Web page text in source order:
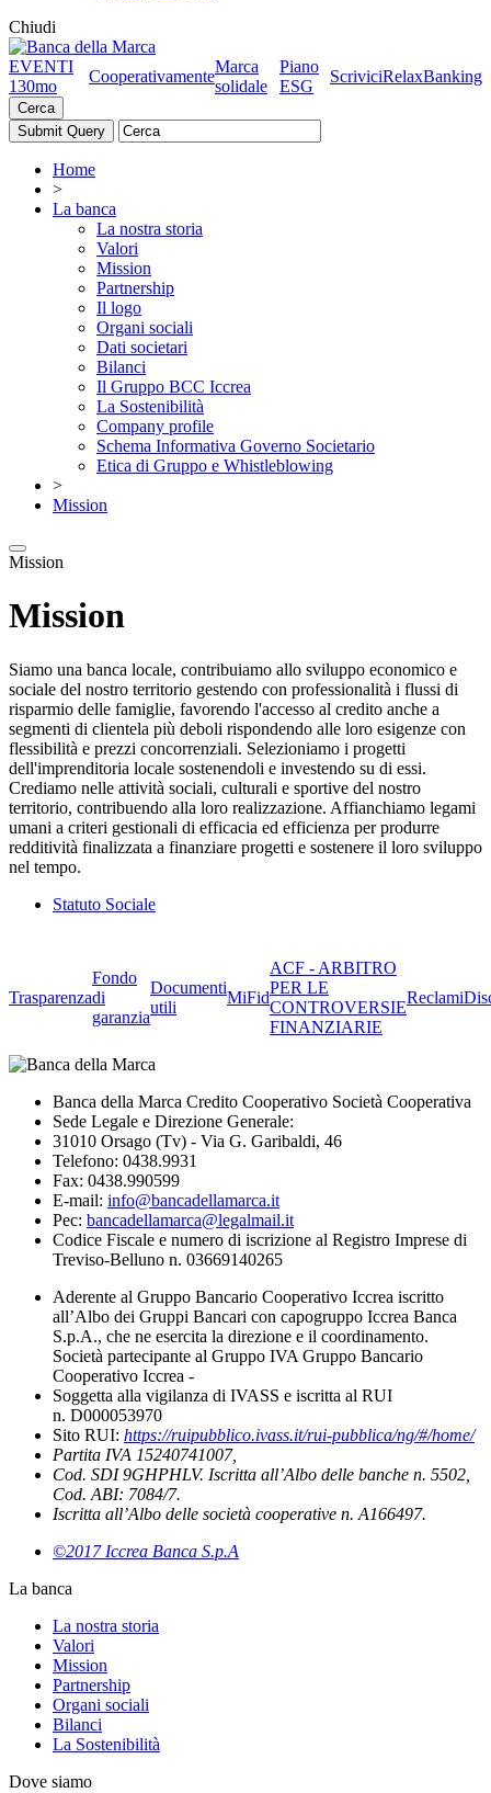
Chiudi
EVENTI
130mo
Cooperativamente
Marca
solidale
Piano
ESG
ScriviciRelaxBanking
Cerca
Home
>
La banca
La nostra storia
Valori
Mission
Partnership
Il logo
Organi sociali
Dati societari
Bilanci
Il Gruppo BCC Iccrea
La Sostenibilità
Company profile
Schema Informativa Governo Societario
Etica di Gruppo e Whistleblowing
>
Mission
Mission
Mission
Siamo una banca locale, contribuiamo allo sviluppo economico e
sociale del nostro territorio gestendo con professionalità i flussi di
risparmio delle famiglie, favorendo l'accesso al credito anche a
segmenti di clientela più deboli rispondendo alle loro esigenze con
flessibilità e prezzi concorrenziali. Selezioniamo i progetti
dell'imprenditoria locale sostenendoli e investendo su di essi.
Crediamo nelle attività sociali, culturali e sportive del nostro
territorio, contribuendo alla loro realizzazione. Affianchiamo legami
umani a criteri gestionali di efficacia ed efficienza per produrre
redditività finalizzata a finanziare progetti e sostenere il loro sviluppo
nel tempo.
Statuto Sociale
Trasparenza
Fondo
di
garanzia
Documenti
utili
MiFid
ACF - ARBITRO
PER LE
CONTROVERSIE
FINANZIARIE
Reclami
Banca della Marca Credito Cooperativo Società Cooperativa
Sede Legale e Direzione Generale:
31010 Orsago (Tv) - Via G. Garibaldi, 46
Telefono: 0438.9931
Fax: 0438.990599
E-mail: info@bancadellamarca.it
Pec: bancadellamarca@legalmail.it
Codice Fiscale e numero di iscrizione al Registro Imprese di
Treviso-Belluno n. 03669140265
Aderente al Gruppo Bancario Cooperativo Iccrea iscritto
all’Albo dei Gruppi Bancari con capogruppo Iccrea Banca
S.p.A., che ne esercita la direzione e il coordinamento.
Società partecipante al Gruppo IVA Gruppo Bancario
Cooperativo Iccrea -
Soggetta alla vigilanza di IVASS e iscritta al RUI
n. D000053970
Sito RUI: https://ruipubblico.ivass.it/rui-pubblica/ng/#/home/
Partita IVA 15240741007,
Cod. SDI 9GHPHLV. Iscritta all’Albo delle banche n. 5502,
Cod. ABI: 7084/7.
Iscritta all’Albo delle società cooperative n. A166497.
©2017 Iccrea Banca S.p.A
La banca
La nostra storia
Valori
Mission
Partnership
Organi sociali
Bilanci
La Sostenibilità
Dove siamo